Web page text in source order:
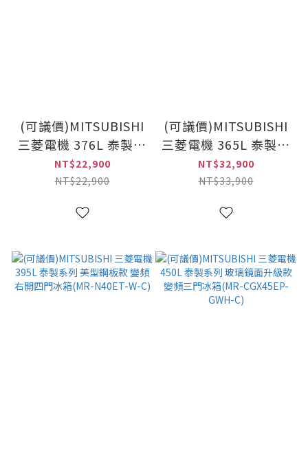
(可議價)MITSUBISHI
三菱電機 376L 泰製系
列 變頻右開玻璃二門
冰箱(MR-FX37EN-
NT$22,900
NT$22,900
(可議價)MITSUBISHI
三菱電機 365L 泰製系
列 玻璃鏡面升級款 變
頻三門冰箱(MR-
NT$32,900
NT$33,900